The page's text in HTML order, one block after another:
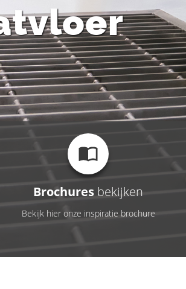
Brochures bekijken
Bekijk hier onze inspiratie brochure